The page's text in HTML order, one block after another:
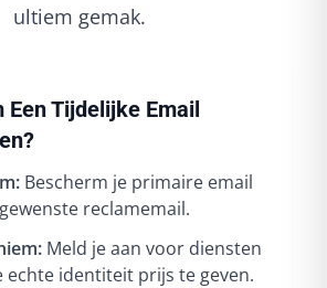
ultiem gemak.
Een Tijdelijke Email
Bescherm je primaire email
reclamemail.
Meld je aan voor diensten
echte identiteit prijs te geven.